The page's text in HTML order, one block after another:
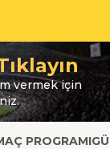
vermek için
PROGRAMI